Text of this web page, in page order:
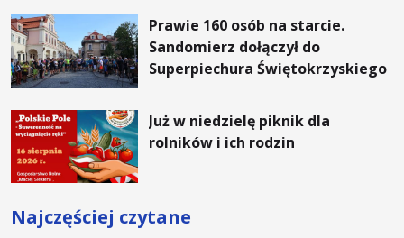
Prawie 160 osób na starcie.
Sandomierz dołączył do
Superpiechura Świętokrzyskiego
Już w niedzielę piknik dla
rolników i ich rodzin
Najczęściej czytane